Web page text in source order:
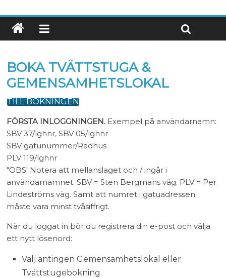
BOKA TVÄTTSTUGA &
GEMENSAMHETSLOKAL
TILL BOKNINGEN
FÖRSTA INLOGGNINGEN. Exempel på användarnamn:
SBV 37/lghnr, SBV 05/lghnr
SBV gatunummer/Radhus
PLV 119/lghnr
"OBS! Notera att mellanslaget och / ingår i
användarnamnet. SBV = Sten Bergmans väg. PLV = Per
Lindeströms väg. Samt att numret i gatuadressen
måste vara minst tvåsiffrigt.
När du loggat in bör du registrera din e-post och välja
ett nytt lösenord:
Välj antingen Gemensamhetslokal eller
Tvättstugebokning.